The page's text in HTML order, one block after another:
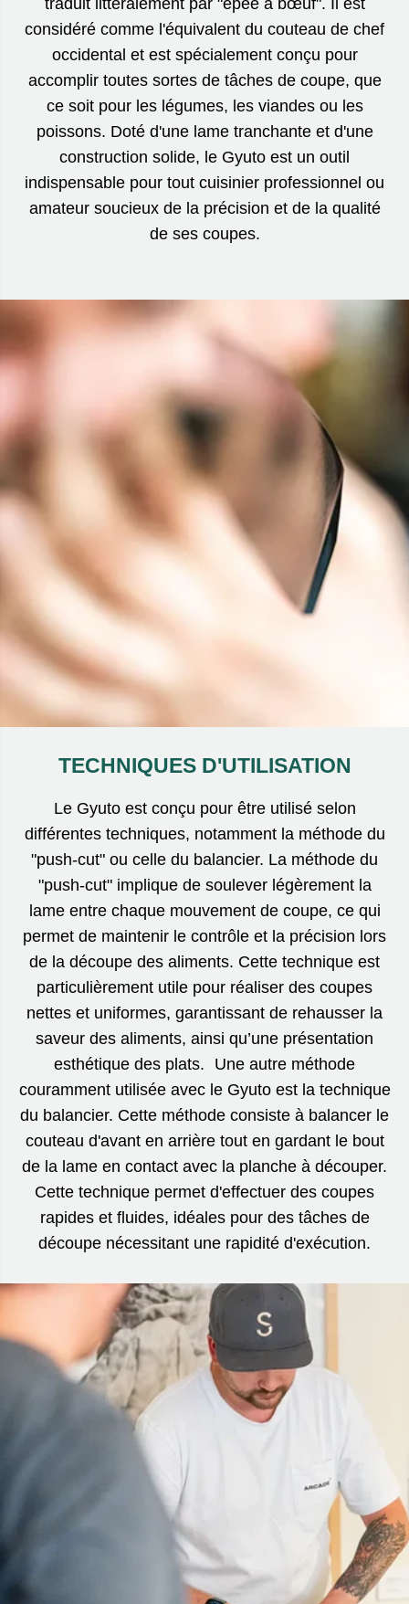
considéré comme l'équivalent du couteau de chef
occidental et est spécialement conçu pour
accomplir toutes sortes de tâches de coupe, que
ce soit pour les légumes, les viandes ou les
poissons. Doté d'une lame tranchante et d'une
construction solide, le Gyuto est un outil
indispensable pour tout cuisinier professionnel ou
amateur soucieux de la précision et de la qualité
de ses coupes.
TECHNIQUES D'UTILISATION
Le Gyuto est conçu pour être utilisé selon
différentes techniques, notamment la méthode du
"push-cut" ou celle du balancier. La méthode du
"push-cut" implique de soulever légèrement la
lame entre chaque mouvement de coupe, ce qui
permet de maintenir le contrôle et la précision lors
de la découpe des aliments. Cette technique est
particulièrement utile pour réaliser des coupes
nettes et uniformes, garantissant de rehausser la
saveur des aliments, ainsi qu’une présentation
esthétique des plats. Une autre méthode
couramment utilisée avec le Gyuto est la technique
du balancier. Cette méthode consiste à balancer le
couteau d'avant en arrière tout en gardant le bout
de la lame en contact avec la planche à découper.
Cette technique permet d'effectuer des coupes
rapides et fluides, idéales pour des tâches de
découpe nécessitant une rapidité d'exécution.